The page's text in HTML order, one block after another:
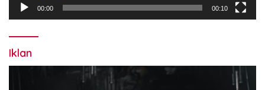
00:00 00:10
Iklan